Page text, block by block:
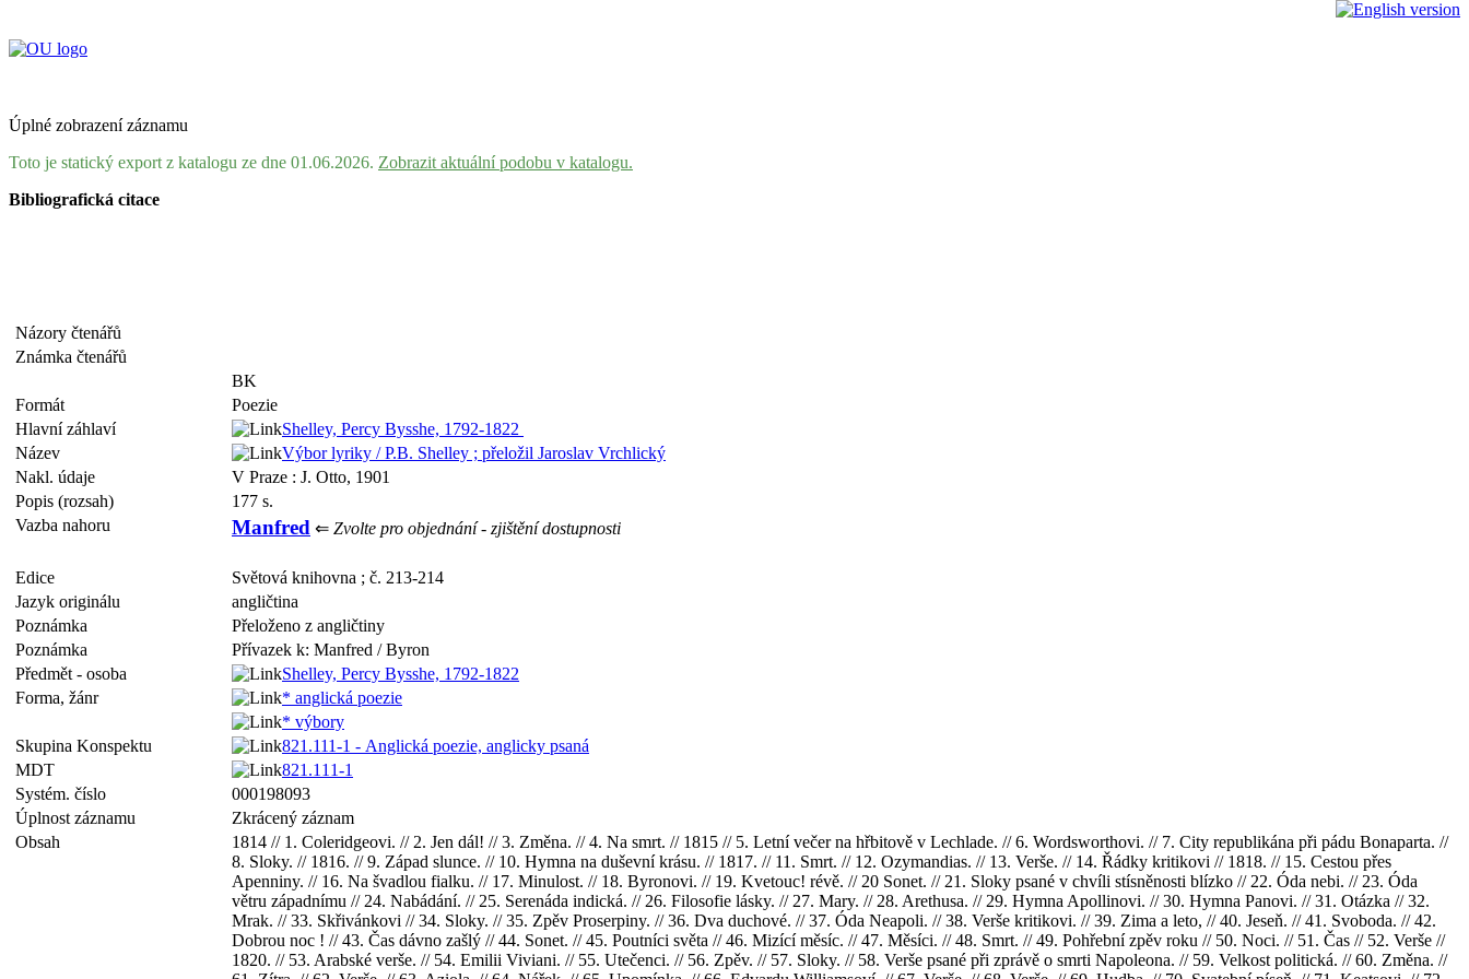
Úplné zobrazení záznamu
Toto je statický export z katalogu ze dne 01.06.2026. Zobrazit aktuální podobu v katalogu.
Bibliografická citace
Názory čtenářů
Známka čtenářů
BK
Formát
Poezie
Hlavní záhlaví
Shelley, Percy Bysshe, 1792-1822
Název
Výbor lyriky / P.B. Shelley ; přeložil Jaroslav Vrchlický
Nakl. údaje
V Praze : J. Otto, 1901
Popis (rozsah)
177 s.
Vazba nahoru
Manfred ⇐ Zvolte pro objednání - zjištění dostupnosti
Edice
Světová knihovna ; č. 213-214
Jazyk originálu
angličtina
Poznámka
Přeloženo z angličtiny
Poznámka
Přívazek k: Manfred / Byron
Předmět - osoba
Shelley, Percy Bysshe, 1792-1822
Forma, žánr
* anglická poezie
* výbory
Skupina Konspektu
821.111-1 - Anglická poezie, anglicky psaná
MDT
821.111-1
Systém. číslo
000198093
Úplnost záznamu
Zkrácený záznam
Obsah
1814 // 1. Coleridgeovi. // 2. Jen dál! // 3. Změna. // 4. Na smrt. // 1815 // 5. Letní večer na hřbitově v Lechlade. // 6. Wordsworthovi. // 7. City republikána při pádu Bonaparta. //
8. Sloky. // 1816. // 9. Západ slunce. // 10. Hymna na duševní krásu. // 1817. // 11. Smrt. // 12. Ozymandias. // 13. Verše. // 14. Řádky kritikovi // 1818. // 15. Cestou přes
Apenniny. // 16. Na švadlou fialku. // 17. Minulost. // 18. Byronovi. // 19. Kvetouc! révě. // 20 Sonet. // 21. Sloky psané v chvíli stísněnosti blízko // 22. Óda nebi. // 23. Óda
větru západnímu // 24. Nabádání. // 25. Serenáda indická. // 26. Filosofie lásky. // 27. Mary. // 28. Arethusa. // 29. Hymna Apollinovi. // 30. Hymna Panovi. // 31. Otázka // 32.
Mrak. // 33. Skřivánkovi // 34. Sloky. // 35. Zpěv Proserpiny. // 36. Dva duchové. // 37. Óda Neapoli. // 38. Verše kritikovi. // 39. Zima a leto, // 40. Jeseň. // 41. Svoboda. // 42.
Dobrou noc ! // 43. Čas dávno zašlý // 44. Sonet. // 45. Poutníci světa // 46. Mizící měsíc. // 47. Měsíci. // 48. Smrt. // 49. Pohřební zpěv roku // 50. Noci. // 51. Čas // 52. Verše //
1820. // 53. Arabské verše. // 54. Emilii Viviani. // 55. Utečenci. // 56. Zpěv. // 57. Sloky. // 58. Verše psané při zprávě o smrti Napoleona. // 59. Velkost politická. // 60. Změna. //